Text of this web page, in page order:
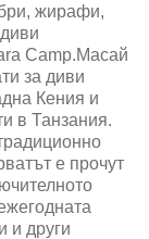
жирафи,
Camp.Масай
за диви
Кения и
в Танзания.
е прочут
и други